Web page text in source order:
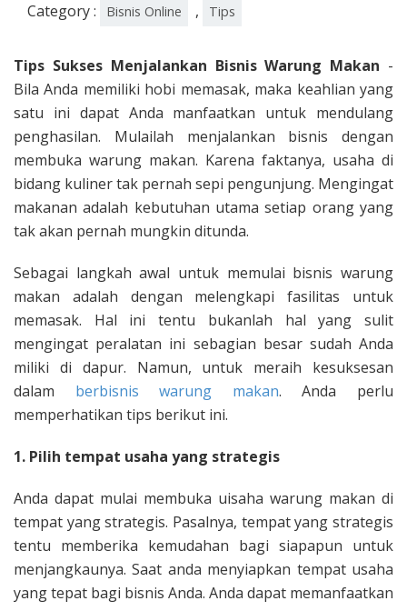
Category : Bisnis Online , Tips
Tips Sukses Menjalankan Bisnis Warung Makan -
Bila Anda memiliki hobi memasak, maka keahlian yang
satu ini dapat Anda manfaatkan untuk mendulang
penghasilan. Mulailah menjalankan bisnis dengan
membuka warung makan. Karena faktanya, usaha di
bidang kuliner tak pernah sepi pengunjung. Mengingat
makanan adalah kebutuhan utama setiap orang yang
tak akan pernah mungkin ditunda.
Sebagai langkah awal untuk memulai bisnis warung
makan adalah dengan melengkapi fasilitas untuk
memasak. Hal ini tentu bukanlah hal yang sulit
mengingat peralatan ini sebagian besar sudah Anda
miliki di dapur. Namun, untuk meraih kesuksesan
dalam berbisnis warung makan. Anda perlu
memperhatikan tips berikut ini.
1. Pilih tempat usaha yang strategis
Anda dapat mulai membuka uisaha warung makan di
tempat yang strategis. Pasalnya, tempat yang strategis
tentu memberika kemudahan bagi siapapun untuk
menjangkaunya. Saat anda menyiapkan tempat usaha
yang tepat bagi bisnis Anda. Anda dapat memanfaatkan